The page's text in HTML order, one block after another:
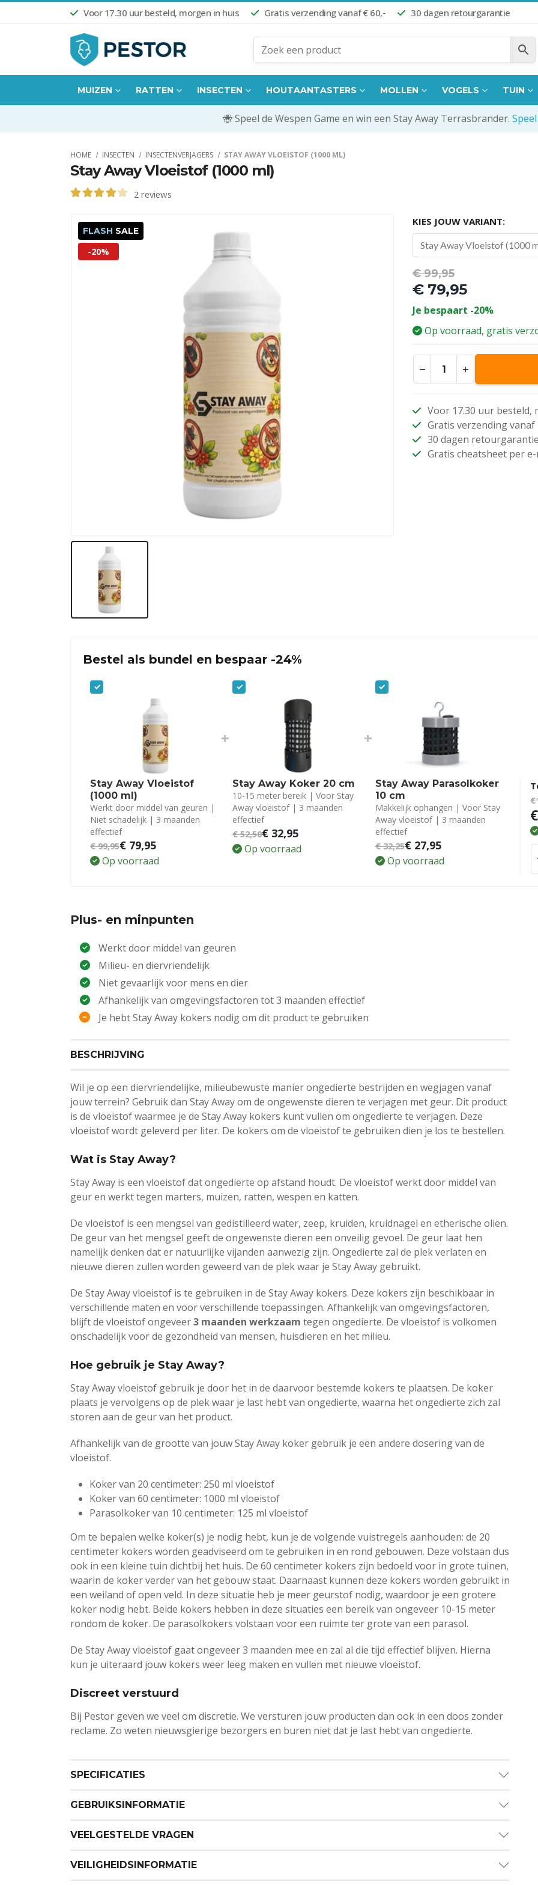
Voor 17.30 uur besteld, morgen in huis Gratis verzending vanaf € 60,- 30 dagen retourgarantie
MUIZEN RATTEN INSECTEN HOUTAANTASTERS MOLLEN VOGELS TUIN
🐝 Speel de Wespen Game en win een Stay Away Terrasbrander.
HOME INSECTEN INSECTENVERJAGERS STAY AWAY VLOEISTOF (1000 ML)
Stay Away Vloeistof (1000 ml)
2 reviews
FLASH SALE
-20%
KIES JOUW VARIANT:
Stay Away Vloeistof (1000
€99,95
prijs
was:
€ 99,95.
€79,95
Huidige
prijs
is:
€ 79,95.
Je bespaart -20%
Op voorraad, gratis
Voor 17.30 uur besteld,
Gratis verzending vanaf
30 dagen retourgarantie
Gratis cheatsheet per
Bestel als bundel en bespaar -24%
Stay Away Vloeistof
(1000 ml)
Werkt door middel van geuren |
Niet schadelijk | 3 maanden
effectief
€99,95€ 79,95
Op voorraad
+
Stay Away Koker 20 cm
10-15 meter bereik | Voor Stay
Away vloeistof | 3 maanden
effectief
€52,50€ 32,95
Op voorraad
+
Stay Away Parasolkoker
10 cm
Makkelijk ophangen | Voor Stay
Away vloeistof | 3 maanden
effectief
€32,25€27,95
Op voorraad
Plus- en minpunten
Werkt door middel van geuren
Milieu- en diervriendelijk
Niet gevaarlijk voor mens en dier
Afhankelijk van omgevingsfactoren tot 3 maanden effectief
Je hebt Stay Away kokers nodig om dit product te gebruiken
BESCHRIJVING
Wil je op een diervriendelijke, milieubewuste manier ongedierte bestrijden en wegjagen vanaf
jouw terrein? Gebruik dan Stay Away om de ongewenste dieren te verjagen met geur. Dit product
is de vloeistof waarmee je de Stay Away kokers kunt vullen om ongedierte te verjagen. Deze
vloeistof wordt geleverd per liter. De kokers om de vloeistof te gebruiken dien je los te bestellen.
Wat is Stay Away?
Stay Away is een vloeistof dat ongedierte op afstand houdt. De vloeistof werkt door middel van
geur en werkt tegen marters, muizen, ratten, wespen en katten.
De vloeistof is een mengsel van gedistilleerd water, zeep, kruiden, kruidnagel en etherische oliën.
De geur van het mengsel geeft de ongewenste dieren een onveilig gevoel. De geur laat hen
namelijk denken dat er natuurlijke vijanden aanwezig zijn. Ongedierte zal de plek verlaten en
nieuwe dieren zullen worden geweerd van de plek waar je Stay Away gebruikt.
De Stay Away vloeistof is te gebruiken in de Stay Away kokers. Deze kokers zijn beschikbaar in
verschillende maten en voor verschillende toepassingen. Afhankelijk van omgevingsfactoren,
blijft de vloeistof ongeveer3 maanden werkzaam tegen ongedierte. De vloeistof is volkomen
onschadelijk voor de gezondheid van mensen, huisdieren en het milieu.
Hoe gebruik je Stay Away?
Stay Away vloeistof gebruik je door het in de daarvoor bestemde kokers te plaatsen. De koker
plaats je vervolgens op de plek waar je last hebt van ongedierte, waarna het ongedierte zich zal
storen aan de geur van het product.
Afhankelijk van de grootte van jouw Stay Away koker gebruik je een andere dosering van de
vloeistof.
Koker van 20 centimeter: 250 ml vloeistof
Koker van 60 centimeter: 1000 ml vloeistof
Parasolkoker van 10 centimeter: 125 ml vloeistof
Om te bepalen welke koker(s) je nodig hebt, kun je de volgende vuistregels aanhouden: de 20
centimeter kokers worden geadviseerd om te gebruiken in en rond gebouwen. Deze volstaan dus
ook in een kleine tuin dichtbij het huis. De 60 centimeter kokers zijn bedoeld voor in grote tuinen,
waarin de koker verder van het gebouw staat. Daarnaast kunnen deze kokers worden gebruikt in
een weiland of open veld. In deze situatie heb je meer geurstof nodig, waardoor je een grotere
koker nodig hebt. Beide kokers hebben in deze situaties een bereik van ongeveer 10-15 meter
rondom de koker. De parasolkokers volstaan voor een ruimte ter grote van een parasol.
De Stay Away vloeistof gaat ongeveer 3 maanden mee en zal al die tijd effectief blijven. Hierna
kun je uiteraard jouw kokers weer leeg maken en vullen met nieuwe vloeistof.
Discreet verstuurd
Bij Pestor geven we veel om discretie. We versturen jouw producten dan ook in een doos zonder
reclame. Zo weten nieuwsgierige bezorgers en buren niet dat je last hebt van ongedierte.
SPECIFICATIES
GEBRUIKSINFORMATIE
VEELGESTELDE VRAGEN
VEILIGHEIDSINFORMATIE